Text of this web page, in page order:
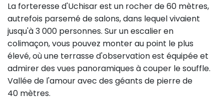
La forteresse d'Uchisar est un rocher de 60 mètres,
autrefois parsemé de salons, dans lequel vivaient
jusqu'à 3 000 personnes. Sur un escalier en
colimaçon, vous pouvez monter au point le plus
élevé, où une terrasse d'observation est équipée et
admirer des vues panoramiques à couper le souffle.
Vallée de l'amour avec des géants de pierre de
40 mètres.